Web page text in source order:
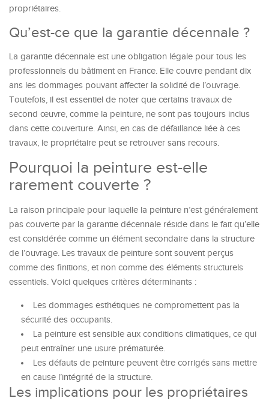
propriétaires.
Qu’est-ce que la garantie décennale ?
La garantie décennale est une obligation légale pour tous les
professionnels du bâtiment en France. Elle couvre pendant dix
ans les dommages pouvant affecter la solidité de l’ouvrage.
Toutefois, il est essentiel de noter que certains travaux de
second œuvre, comme la peinture, ne sont pas toujours inclus
dans cette couverture. Ainsi, en cas de défaillance liée à ces
travaux, le propriétaire peut se retrouver sans recours.
Pourquoi la peinture est-elle
rarement couverte ?
La raison principale pour laquelle la peinture n’est généralement
pas couverte par la garantie décennale réside dans le fait qu’elle
est considérée comme un élément secondaire dans la structure
de l’ouvrage. Les travaux de peinture sont souvent perçus
comme des finitions, et non comme des éléments structurels
essentiels. Voici quelques critères déterminants :
Les dommages esthétiques ne compromettent pas la
sécurité des occupants.
La peinture est sensible aux conditions climatiques, ce qui
peut entraîner une usure prématurée.
Les défauts de peinture peuvent être corrigés sans mettre
en cause l’intégrité de la structure.
Les implications pour les propriétaires